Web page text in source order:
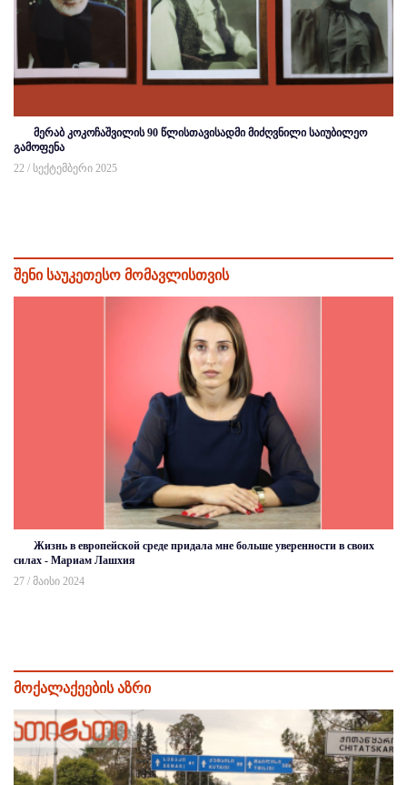
მერაბ კოკოჩაშვილის 90 წლისთავისადმი მიძღვნილი საიუბილეო
გამოფენა
22 / სექტემბერი 2025
შენი საუკეთესო მომავლისთვის
Жизнь в европейской среде придала мне больше уверенности в своих
силах - Мариам Лашхия
27 / მაისი 2024
მოქალაქეების აზრი